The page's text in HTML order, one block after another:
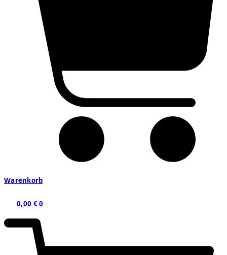
Warenkorb
0,00 €0